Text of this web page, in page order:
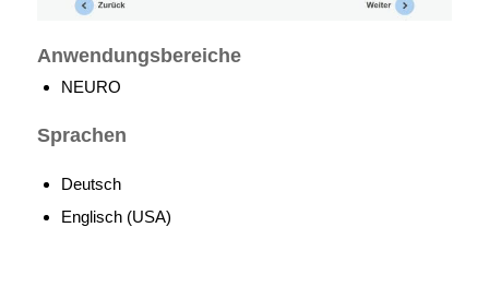
Anwendungsbereiche
NEURO
Sprachen
Deutsch
Englisch (USA)